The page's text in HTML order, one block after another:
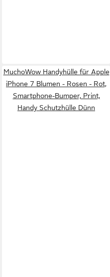
MuchoWow Handyhülle für Apple
iPhone 7 Blumen - Rosen - Rot,
Smartphone-Bumper, Print,
Handy Schutzhülle Dünn